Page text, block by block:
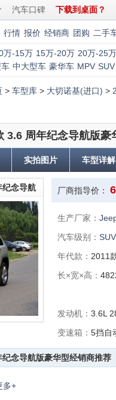
汽车口碑 下载到桌面？
行情 报价 经销商 团购 二手
万-15万 15万-20万 20万-25万
中大型车 豪华车 MPV SUV
> 车型库 > 大切诺基(进口) >
3.6 周年纪念导航版豪
实拍图片 车型详解
念导航
厂商指导价：
生产厂家：
汽车级别： SUV
年代款： 2011
长×宽×高：
发动机： 3.6L
变速箱： 5挡自
念导航版豪华型经销商推荐
多+